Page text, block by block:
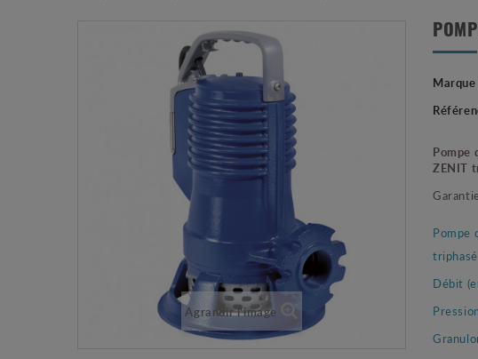
Agrandir l'image
Marque
Pompe
ZENIT
Pompe
triphasé.
Débit